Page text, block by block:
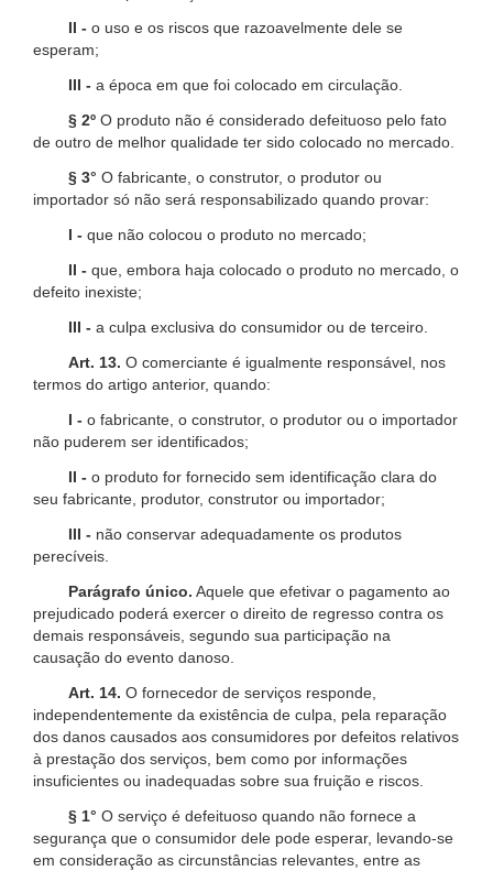
II - o uso e os riscos que razoavelmente dele se
esperam;
III - a época em que foi colocado em circulação.
§ 2º O produto não é considerado defeituoso pelo fato
de outro de melhor qualidade ter sido colocado no mercado.
§ 3° O fabricante, o construtor, o produtor ou
importador só não será responsabilizado quando provar:
I - que não colocou o produto no mercado;
II - que, embora haja colocado o produto no mercado, o
defeito inexiste;
III - a culpa exclusiva do consumidor ou de terceiro.
Art. 13. O comerciante é igualmente responsável, nos
termos do artigo anterior, quando:
I - o fabricante, o construtor, o produtor ou o importador
não puderem ser identificados;
II - o produto for fornecido sem identificação clara do
seu fabricante, produtor, construtor ou importador;
III - não conservar adequadamente os produtos
perecíveis.
Parágrafo único. Aquele que efetivar o pagamento ao
prejudicado poderá exercer o direito de regresso contra os
demais responsáveis, segundo sua participação na
causação do evento danoso.
Art. 14. O fornecedor de serviços responde,
independentemente da existência de culpa, pela reparação
dos danos causados aos consumidores por defeitos relativos
à prestação dos serviços, bem como por informações
insuficientes ou inadequadas sobre sua fruição e riscos.
§ 1° O serviço é defeituoso quando não fornece a
segurança que o consumidor dele pode esperar, levando-se
em consideração as circunstâncias relevantes, entre as